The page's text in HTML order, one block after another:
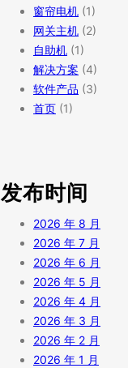
窗帘电机 (1)
网关主机 (2)
自助机 (1)
解决方案 (4)
软件产品 (3)
首页 (1)
发布时间
2026 年 8 月
2026 年 7 月
2026 年 6 月
2026 年 5 月
2026 年 4 月
2026 年 3 月
2026 年 2 月
2026 年 1 月